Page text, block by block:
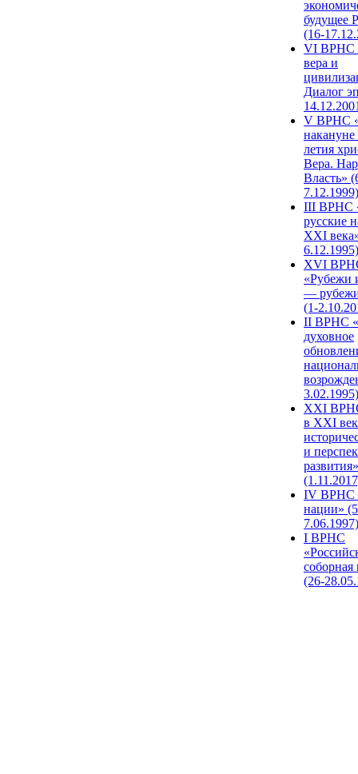
будущее
(16-
VI ВРНС
вера и
Диалог
V ВРНС
накануне
летия
Вера.
Власть»
7.12.1999)
III ВРНС
русские
XXI
6.12.1995)
XVI
«Рубежи
—
(1-
II ВРНС
духовное
3.02.1995)
XХI
в XXI
и
развития»
IV ВРНС
нации»
7.06.1997)
I ВРНС
(26-